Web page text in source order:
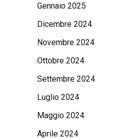
Gennaio 2025
Dicembre 2024
Novembre 2024
Ottobre 2024
Settembre 2024
Luglio 2024
Maggio 2024
Aprile 2024